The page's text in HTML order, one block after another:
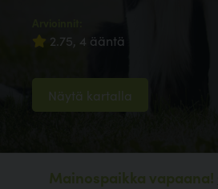
2.75, 4 ääntä
Näytä kartalla
Mainospaikka vapaana!